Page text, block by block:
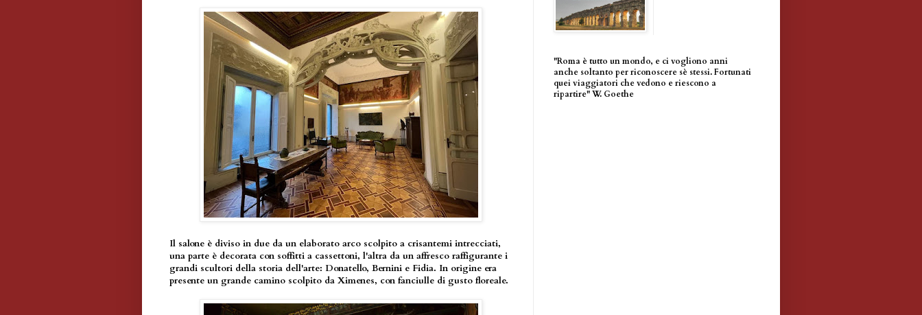
Il salone è diviso in due da un elaborato arco scolpito a crisantemi intrecciati,
una parte è decorata con soffitti a cassettoni, l'altra da un affresco raffigurante i
grandi scultori della storia dell'arte: Donatello, Bernini e Fidia. In origine era
presente un grande camino scolpito da Ximenes, con fanciulle di gusto floreale.
"Roma è tutto un mondo, e ci vogliono anni
anche soltanto per riconoscere sè stessi. Fortunati
quei viaggiatori che vedono e riescono a
ripartire" W. Goethe